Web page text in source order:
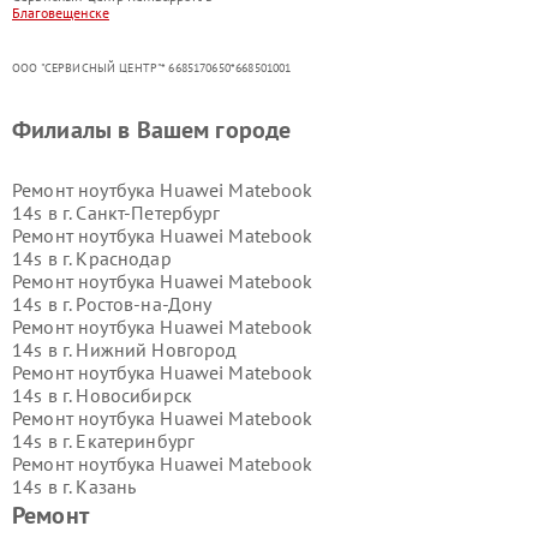
Благовещенске
ООО "СЕРВИСНЫЙ ЦЕНТР"* 6685170650*668501001
Ремонт
Филиалы в Вашем городе
Ремонт ноутбука Huawei Matebook
14s в г. Санкт-Петербург
Ремонт ноутбука Huawei Matebook
14s в г. Краснодар
Ремонт ноутбука Huawei Matebook
14s в г. Ростов-на-Дону
Ремонт ноутбука Huawei Matebook
14s в г. Нижний Новгород
Ремонт ноутбука Huawei Matebook
14s в г. Новосибирск
Ремонт ноутбука Huawei Matebook
14s в г. Екатеринбург
Ремонт ноутбука Huawei Matebook
14s в г. Казань
Ремонт ноутбука Huawei Matebook
14s в г.Воронеж